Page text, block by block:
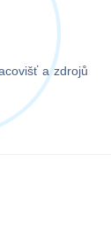
a zdrojů